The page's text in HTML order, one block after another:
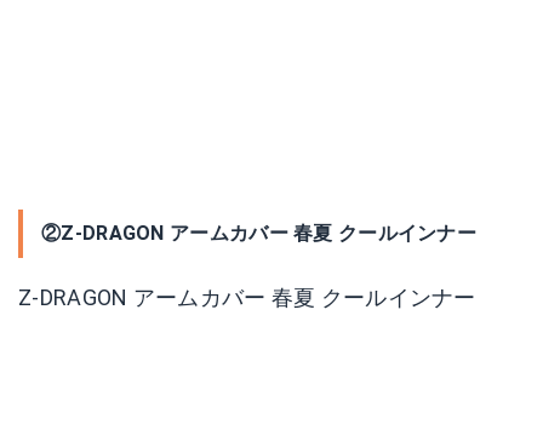
②Z-DRAGON アームカバー 春夏 クールインナー
Z-DRAGON アームカバー 春夏 クールインナー